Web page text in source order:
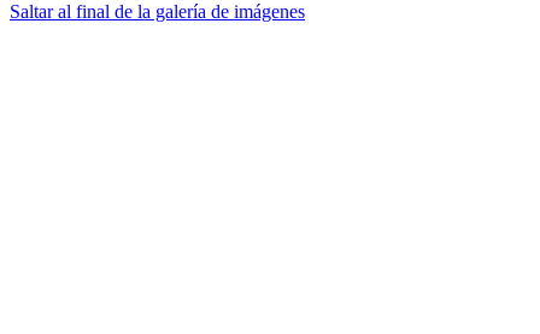
Saltar al final de la galería de imágenes